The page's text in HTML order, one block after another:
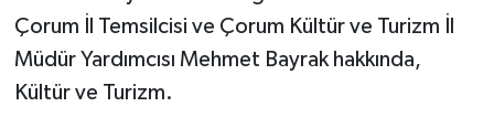
Çorum İl Temsilcisi ve Çorum Kültür ve Turizm İl
Müdür Yardımcısı Mehmet Bayrak hakkında,
Kültür ve Turizm.